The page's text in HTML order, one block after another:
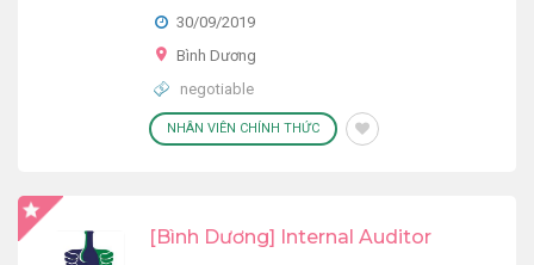
30/09/2019
Bình Dương
negotiable
NHÂN VIÊN CHÍNH THỨC
[Bình Dương] Internal Auditor